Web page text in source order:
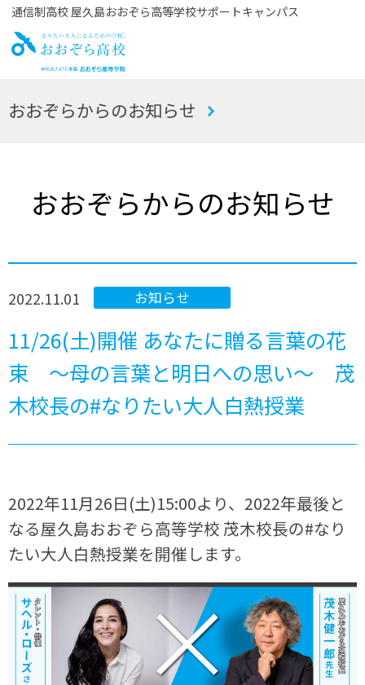
通信制高校 屋久島おおぞら高等学校サポートキャンパス
お
おおぞらからのお知らせ
おおぞらからのお知らせ
2022.11.01 お知らせ
11/26(土)開催 あなたに贈る言葉の花
束 ～母の言葉と明日への思い～ 茂
木校長の#なりたい大人白熱授業
2022年11月26日(土)15:00より、2022年最後と
なる屋久島おおぞら高等学校 茂木校長の#なり
たい大人白熱授業を開催します。